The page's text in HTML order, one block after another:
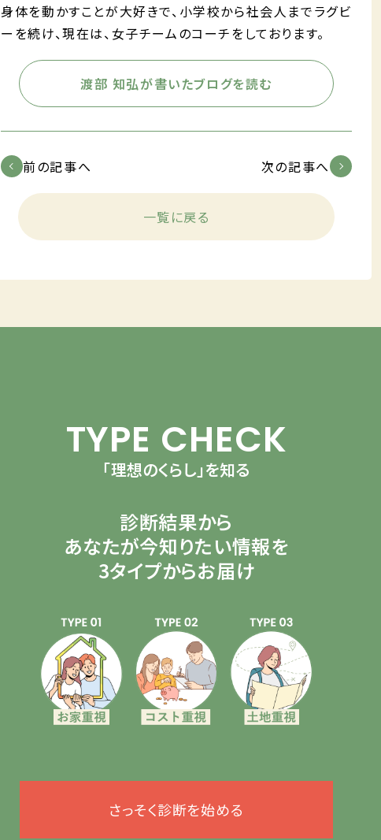
身体を動かすことが大好きで、小学校から社会人までラグビ
ーを続け、現在は、女子チームのコーチをしております。
渡部 知弘が書いたブログを読む
前の記事へ 次の記事へ
一覧に戻る
TYPE CHECK
「理想のくらし」を知る
診断結果から
あなたが今知りたい情報を
3タイプからお届け
さっそく診断を始める